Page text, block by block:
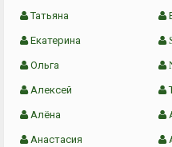
Татьяна
Екатерина
Ольга
Алексей
Алёна
Анастасия